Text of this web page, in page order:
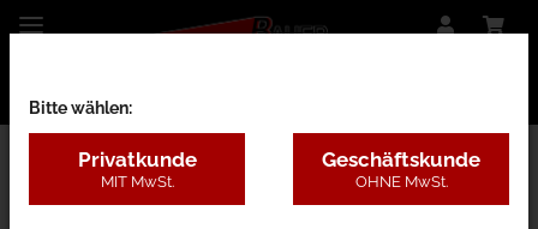
26C - mit Antrieb Unterflur
Bitte wählen:
Privatkunde
MIT MwSt.
Geschäftskunde
OHNE MwSt.